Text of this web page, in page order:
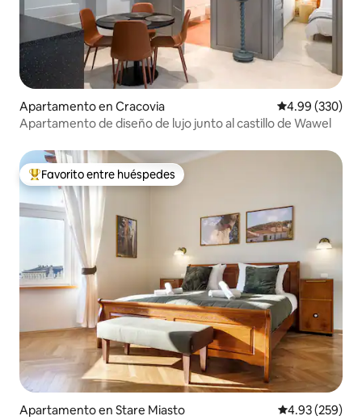
Apartamento en Cracovia Calificación
4.99 (330)
Apartamento de diseño de lujo junto al castillo de Wawel
Favorito entre huéspedes preferido
Favorito entre huéspedes
Apartamento en Stare Miasto Calificación
4.93 (259)